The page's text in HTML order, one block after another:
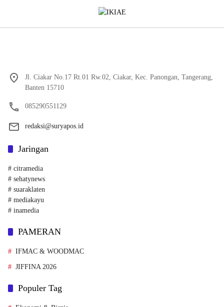
Jl. Ciakar No.17 Rt.01 Rw.02, Ciakar, Kec. Panongan, Tangerang,
Banten 15710
085290551129
redaksi@suryapos.id
Jaringan
# citramedia
# sehatynews
# suaraklaten
# mediakayu
# inamedia
PAMERAN
IFMAC & WOODMAC
JIFFINA 2026
Populer Tag